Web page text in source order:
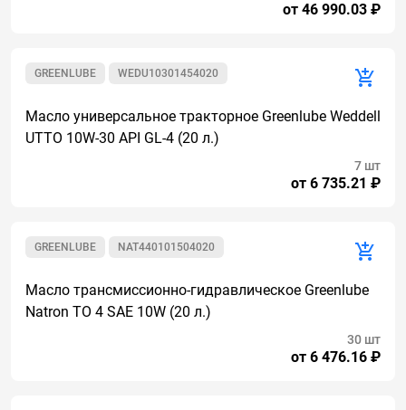
от 46 990.03 ₽
WEDU10301454020
GREENLUBE
Масло универсальное тракторное Greenlube Weddell
UTTO 10W-30 API GL-4 (20 л.)
от 6 735.21 ₽
7 шт
NAT440101504020
GREENLUBE
Масло трансмиссионно-гидравлическое Greenlube
Natron TO 4 SAE 10W (20 л.)
от 6 476.16 ₽
30 шт